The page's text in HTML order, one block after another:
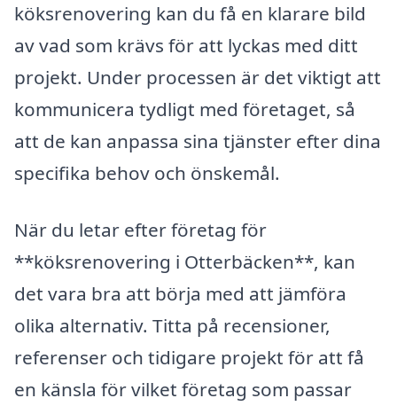
köksrenovering kan du få en klarare bild
av vad som krävs för att lyckas med ditt
projekt. Under processen är det viktigt att
kommunicera tydligt med företaget, så
att de kan anpassa sina tjänster efter dina
specifika behov och önskemål.
När du letar efter företag för
**köksrenovering i Otterbäcken**, kan
det vara bra att börja med att jämföra
olika alternativ. Titta på recensioner,
referenser och tidigare projekt för att få
en känsla för vilket företag som passar